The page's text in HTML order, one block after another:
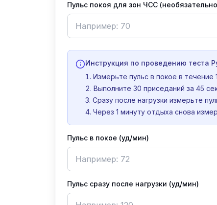
Пульс покоя для зон ЧСС
Инструкция по проведению теста
Измерьте пульс в покое в течение
Выполните 30 приседаний за 45
Сразу после нагрузки измерьте
Через 1 минуту отдыха снова
Пульс в покое (уд/мин)
Пульс сразу после нагрузки (уд/мин)